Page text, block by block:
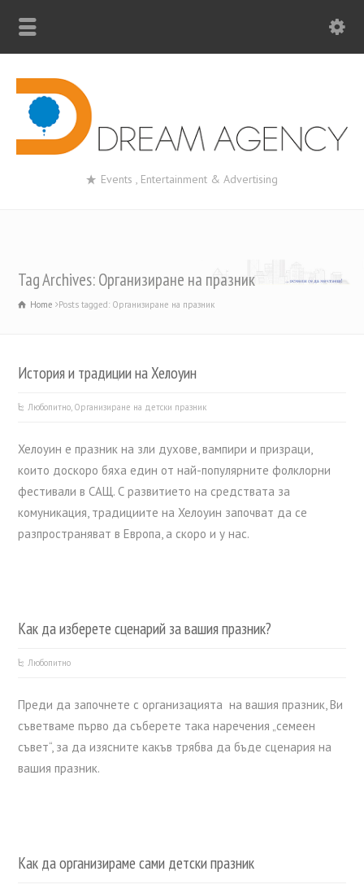
Events , Entertainment & Advertising
Tag Archives: Организиране на празник
Home Posts tagged: Организиране на празник
История и традиции на Хелоуин
Любопитно Организиране на детски празник
Хелоуин е празник на зли духове, вампири и призраци,
които доскоро бяха един от най-популярните фолклорни
фестивали в САЩ. С развитието на средствата за
комуникация, традициите на Хелоуин започват да се
разпространяват в Европа, а скоро и у нас.
Как да изберете сценарий за вашия празник?
Любопитно
Преди да започнете с организацията на вашия празник, Ви
съветваме първо да съберете така наречения „семеен
съвет“, за да изясните какъв трябва да бъде сценария на
вашия празник.
Как да организираме сами детски празник